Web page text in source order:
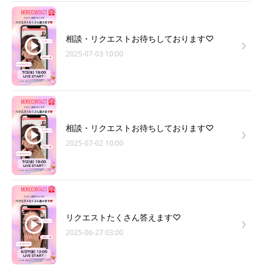
相談・リクエストお待ちしております♡
2025-07-03 10:00
相談・リクエストお待ちしております♡
2025-07-02 10:00
リクエストたくさん答えます♡
2025-06-27 03:00